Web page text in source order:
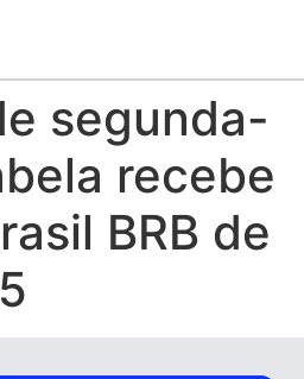
segunda-
recebe
BRB de